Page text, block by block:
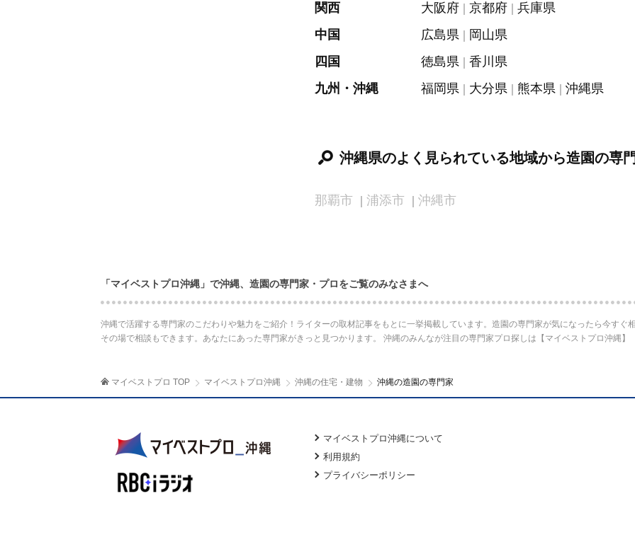
関西
大阪府 京都府
兵庫県
中国
広島県
岡山県
四国
徳島県
香川県
九州・沖縄
福岡県 大分県 熊本県 沖縄県
沖縄県のよく見られている地域から造園の専
那覇市 浦添市 沖縄市
「マイベストプロ沖縄」で沖縄、造園の専門家・プロをご覧のみなさまへ
沖縄で活躍する専門家のこだわりや魅力をご紹介！ライターの取材記事をもとに一挙掲載しています。造園の専門家が気になったら今すぐ
その場で相談もできます。あなたにあった専門家がきっと見つかります。 沖縄のみんなが注目の専門家プロ探しは【マイベストプロ沖縄】
マイベストプロ TOP マイベストプロ沖縄 沖縄の住宅・建物 沖縄の造園の専門家
マイベストプロ沖縄について
利用規約
プライバシーポリシー